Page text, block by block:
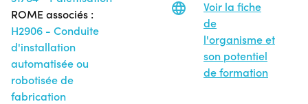
ROME associés :
H2906 - Conduite
d'installation
automatisée ou
robotisée de
fabrication
Voir la fiche
de
l'organisme et
son potentiel
de formation